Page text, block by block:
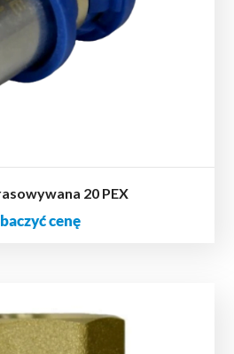
20 PEX
cenę